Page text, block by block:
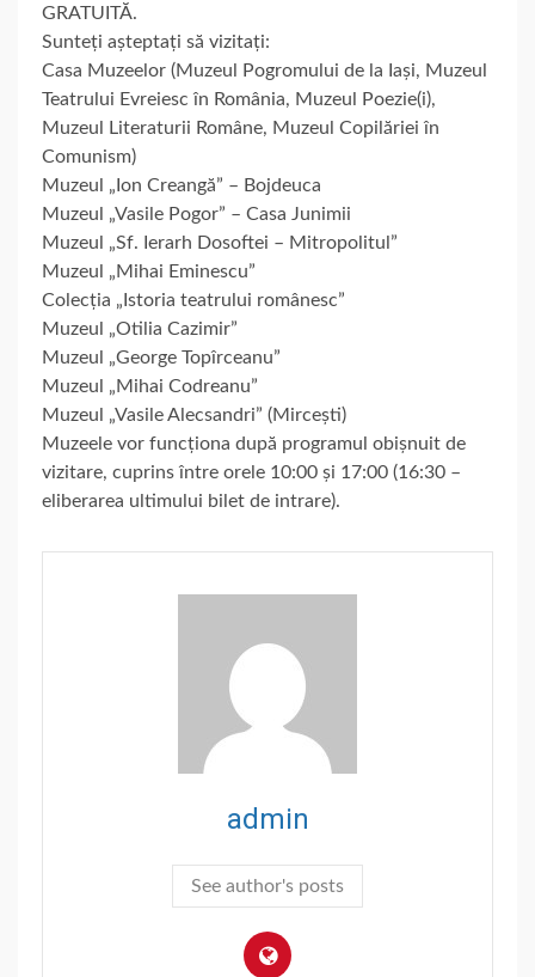
GRATUITĂ.
Sunteți așteptați să vizitați:
Casa Muzeelor (Muzeul Pogromului de la Iași, Muzeul
Teatrului Evreiesc în România, Muzeul Poezie(i),
Muzeul Literaturii Române, Muzeul Copilăriei în
Comunism)
Muzeul „Ion Creangă” – Bojdeuca
Muzeul „Vasile Pogor” – Casa Junimii
Muzeul „Sf. Ierarh Dosoftei – Mitropolitul”
Muzeul „Mihai Eminescu”
Colecția „Istoria teatrului românesc”
Muzeul „Otilia Cazimir”
Muzeul „George Topîrceanu”
Muzeul „Mihai Codreanu”
Muzeul „Vasile Alecsandri” (Mircești)
Muzeele vor funcționa după programul obișnuit de
vizitare, cuprins între orele 10:00 și 17:00 (16:30 –
eliberarea ultimului bilet de intrare).
admin
See author's posts